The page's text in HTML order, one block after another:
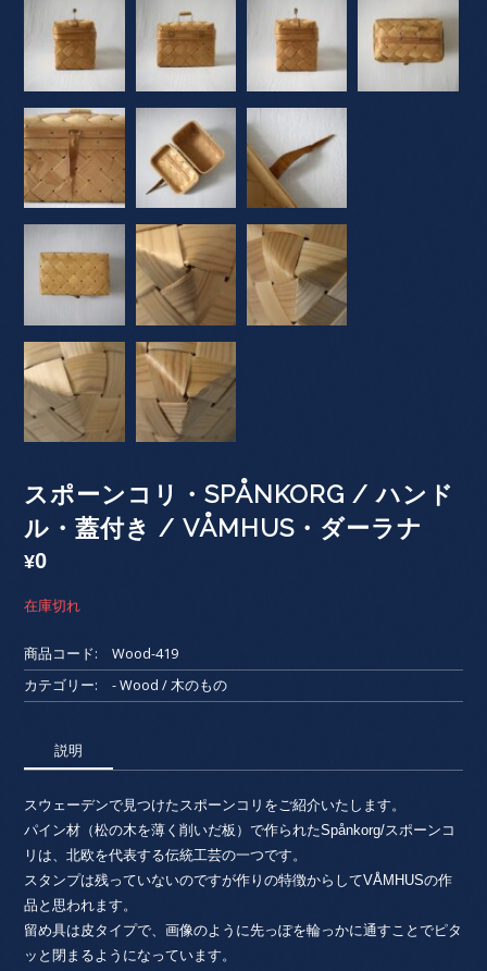
スポーンコリ・SPÅNKORG / ハンド
ル・蓋付き / VÅMHUS・ダーラナ
¥0
在庫切れ
商品コード:
Wood-419
カテゴリー:
- Wood / 木のもの
説明
スウェーデンで見つけたスポーンコリをご紹介いたします。
パイン材（松の木を薄く削いだ板）で作られたSpånkorg/スポーンコ
リは、北欧を代表する伝統工芸の一つです。
スタンプは残っていないのですが作りの特徴からしてVÅMHUSの作
品と思われます。
留め具は皮タイプで、画像のように先っぽを輪っかに通すことでピタ
ッと閉まるようになっています。